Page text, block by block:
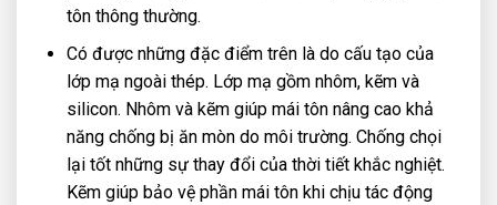
tôn thông thường.
Có được những đặc điểm trên là do cấu tạo của
lớp mạ ngoài thép. Lớp mạ gồm nhôm, kẽm và
silicon. Nhôm và kẽm giúp mái tôn nâng cao khả
năng chống bị ăn mòn do môi trường. Chống chọi
lại tốt những sự thay đổi của thời tiết khắc nghiệt.
Kẽm giúp bảo vệ phần mái tôn khi chịu tác động